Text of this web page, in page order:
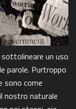
un uso
parole. Purtroppo
sono come
nostro naturale